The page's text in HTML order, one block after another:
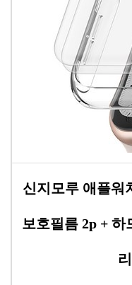
신지모루 애플워
보호필름 2p + 하